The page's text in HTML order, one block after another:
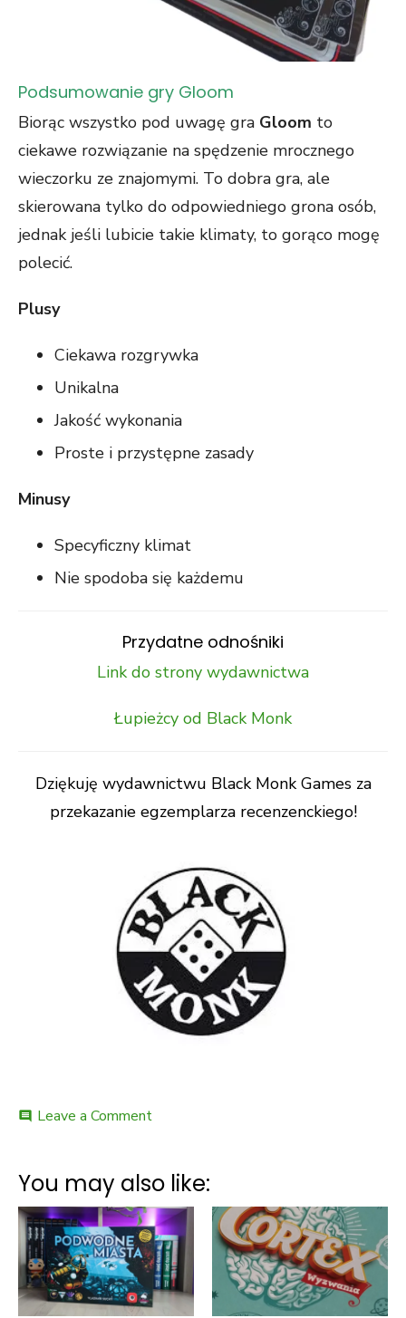
Podsumowanie gry Gloom
Biorąc wszystko pod uwagę gra Gloom to
ciekawe rozwiązanie na spędzenie mrocznego
wieczorku ze znajomymi. To dobra gra, ale
skierowana tylko do odpowiedniego grona osób,
jednak jeśli lubicie takie klimaty, to gorąco mogę
polecić.
Plusy
Ciekawa rozgrywka
Unikalna
Jakość wykonania
Proste i przystępne zasady
Minusy
Specyficzny klimat
Nie spodoba się każdemu
Przydatne odnośniki
Link do strony wydawnictwa
Łupieżcy od Black Monk
Dziękuję wydawnictwu Black Monk Games za
przekazanie egzemplarza recenzenckiego!
comment Leave a Commenton
recenzja
You may also like: